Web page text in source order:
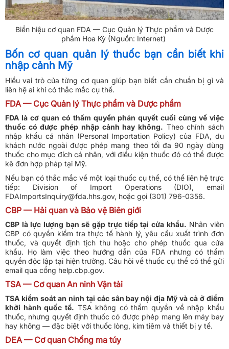
Biển hiệu cơ quan FDA — Cục Quản lý Thực phẩm và Dược
phẩm Hoa Kỳ (Nguồn: Internet)
Bốn cơ quan quản lý thuốc bạn cần biết khi
nhập cảnh Mỹ
Hiểu vai trò của từng cơ quan giúp bạn biết cần chuẩn bị gì và
liên hệ ai khi có thắc mắc cụ thể.
FDA — Cục Quản lý Thực phẩm và Dược phẩm
FDA là cơ quan có thẩm quyền phán quyết cuối cùng về việc
thuốc có được phép nhập cảnh hay không. Theo chính sách
nhập khẩu cá nhân (Personal Importation Policy) của FDA, du
khách nước ngoài được phép mang theo tối đa 90 ngày dùng
thuốc cho mục đích cá nhân, với điều kiện thuốc đó có thể được
kê đơn hợp pháp tại Mỹ.
Nếu bạn có thắc mắc về một loại thuốc cụ thể, có thể liên hệ trực
tiếp: Division of Import Operations (DIO), email
FDAImportsInquiry@fda.hhs.gov, hoặc gọi (301) 796-0356.
CBP — Hải quan và Bảo vệ Biên giới
CBP là lực lượng bạn sẽ gặp trực tiếp tại cửa khẩu. Nhân viên
CBP có quyền kiểm tra thực tế hành lý, yêu cầu xuất trình đơn
thuốc, và quyết định tịch thu hoặc cho phép thuốc qua cửa
khẩu. Họ làm việc theo hướng dẫn của FDA nhưng có thẩm
quyền độc lập tại hiện trường. Câu hỏi về thuốc cụ thể có thể gửi
email qua cổng help.cbp.gov.
TSA — Cơ quan An ninh Vận tải
TSA kiểm soát an ninh tại các sân bay nội địa Mỹ và cả ở điểm
khởi hành quốc tế. TSA không có thẩm quyền về nhập khẩu
thuốc, nhưng quyết định thuốc có được phép mang lên máy bay
hay không — đặc biệt với thuốc lỏng, kim tiêm và thiết bị y tế.
DEA — Cơ quan Chống ma túy